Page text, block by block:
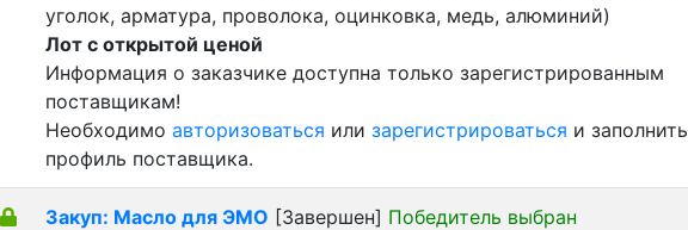
уголок, арматура, проволока, оцинковка, медь, алюминий)
Лот с открытой ценой
Информация о заказчике доступна только зарегистрированным
поставщикам!
Необходимо авторизоваться или зарегистрироваться и заполнить
профиль поставщика.
Закуп: Масло для ЭМО [Завершен] Победитель выбран